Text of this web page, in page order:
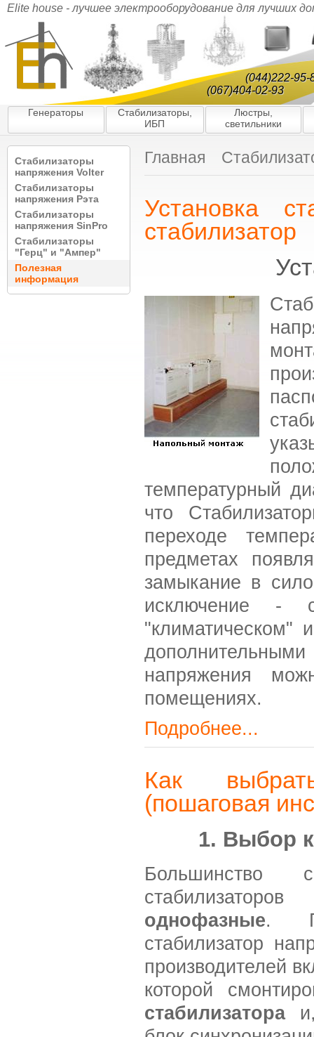
Elite house - лучшее электрооборудование для лучших
(044)222-95-
(067)404-02-93
Главная
Установка
стабилизатор
температурный
что
переходе
предметах
замыкание в
исключение -
"климатическом"
напряжения
помещениях.
Подробнее...
Как
(пошаговая
1. Выбор
Большинство
однофазные.
стабилизатор
производителей
которой
стабилизатораи,
Стабилизаторы
напряжения Volter
Стабилизаторы
напряжения Рэта
Стабилизаторы
напряжения SinPro
Стабилизаторы
"Герц" и "Ампер"
Полезная
информация
Генераторы
Стабилизаторы,
ИБП
Люстры,
светильники